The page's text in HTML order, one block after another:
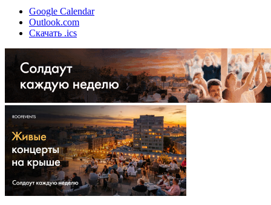
Google Calendar
Outlook.com
Скачать .ics